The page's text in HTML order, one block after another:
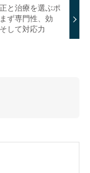
と治療を選ぶポ
ず専門性、効
して対応力